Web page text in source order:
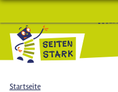
Startseite